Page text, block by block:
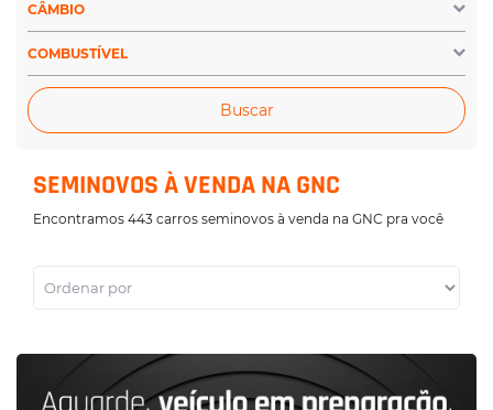
CÂMBIO
COMBUSTÍVEL
Buscar
SEMINOVOS À VENDA NA GNC
Encontramos 443 carros seminovos à venda na GNC pra você